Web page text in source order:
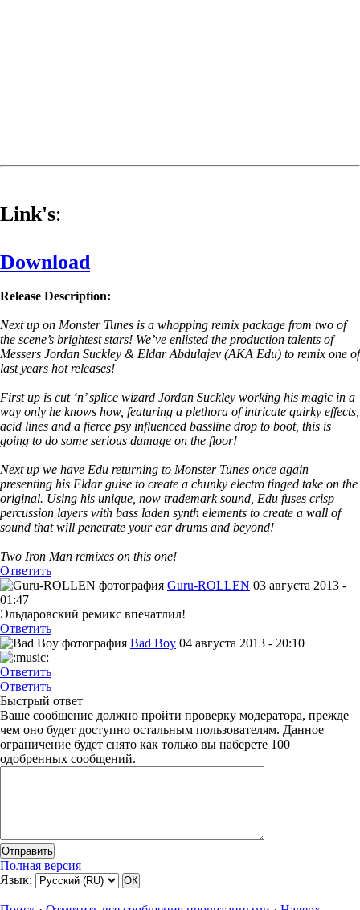
Link's:
Download
Release Description:
Next up on Monster Tunes is a whopping remix package from two of
the scene’s brightest stars! We’ve enlisted the production talents of
Messers Jordan Suckley & Eldar Abdulajev (AKA Edu) to remix one of
last years hot releases!
First up is cut ‘n’ splice wizard Jordan Suckley working his magic in a
way only he knows how, featuring a plethora of intricate quirky effects,
acid lines and a fierce psy influenced bassline drop to boot, this is
going to do some serious damage on the floor!
Next up we have Edu returning to Monster Tunes once again
presenting his Eldar guise to create a chunky electro tinged take on the
original. Using his unique, now trademark sound, Edu fuses crisp
percussion layers with bass laden synth elements to create a wall of
sound that will penetrate your ear drums and beyond!
Two Iron Man remixes on this one!
Ответить
Guru-ROLLEN 03 августа 2013 -
01:47
Эльдаровский ремикс впечатлил!
Ответить
Bad Boy 04 августа 2013 - 20:10
Ответить
Ответить
Быстрый ответ
Ваше сообщение должно пройти проверку модератора, прежде
чем оно будет доступно остальным пользователям. Данное
ограничение будет снято как только вы наберете 100
одобренных сообщений.
Полная версия
Язык: